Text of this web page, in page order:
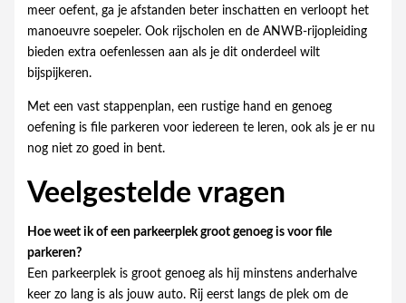
meer oefent, ga je afstanden beter inschatten en verloopt het
manoeuvre soepeler. Ook rijscholen en de ANWB-rijopleiding
bieden extra oefenlessen aan als je dit onderdeel wilt
bijspijkeren.
Met een vast stappenplan, een rustige hand en genoeg
oefening is file parkeren voor iedereen te leren, ook als je er nu
nog niet zo goed in bent.
Veelgestelde vragen
Hoe weet ik of een parkeerplek groot genoeg is voor file
parkeren?
Een parkeerplek is groot genoeg als hij minstens anderhalve
keer zo lang is als jouw auto. Rij eerst langs de plek om de